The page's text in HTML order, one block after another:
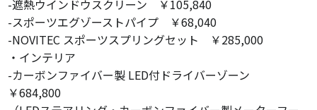
-遮熱ウインドウスクリーン ￥105,840
-スポーツエグゾーストパイプ ￥68,040
-NOVITEC スポーツスプリングセット ￥285,000
・インテリア
-カーボンファイバー製 LED付ドライバーゾーン
￥684,800